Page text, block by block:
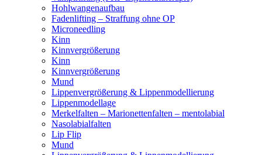
Hohlwangenaufbau
Fadenlifting – Straffung ohne OP
Microneedling
Kinn
Kinnvergrößerung
Kinn
Kinnvergrößerung
Mund
Lippenvergrößerung & Lippenmodellierung
Lippenmodellage
Merkelfalten – Marionettenfalten – mentolabial
Nasolabialfalten
Lip Flip
Mund